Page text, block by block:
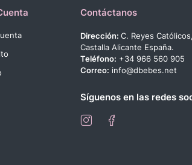
Contáctanos
Dirección:C. Reyes
Castalla Alicante España.
Teléfono: +34 966 560 905
Correo: info@dbebes.net
Síguenos en las redes